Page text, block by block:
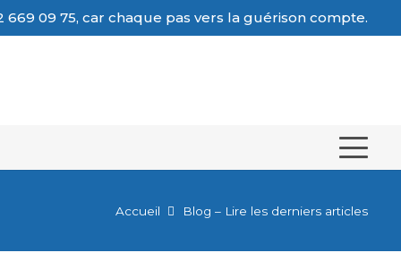
09 75, car chaque pas vers la guérison compte.
Accueil Blog – Lire les derniers articles